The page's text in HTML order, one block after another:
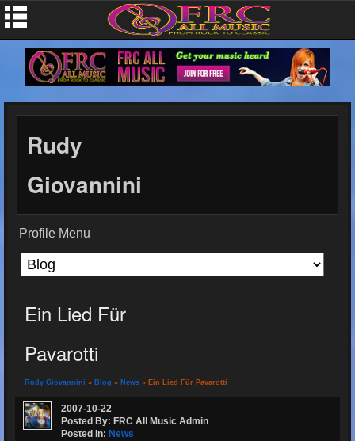
Rudy
Giovannini
Profile Menu
Ein Lied Für
Pavarotti
Rudy Giovannini » Blog » News » Ein Lied Für Pavarotti
2007-10-22
Posted By: FRC All Music Admin
Posted In: News